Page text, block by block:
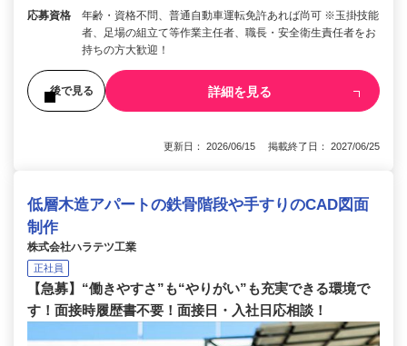
応募資格
年齢・資格不問、普通自動車運転免許あれば尚可 ※玉掛技能
者、足場の組立て等作業主任者、職長・安全衛生責任者をお
持ちの方大歓迎！
後で見る 詳細を見る
更新日： 2026/06/15 掲載終了日： 2027/06/25
低層木造アパートの鉄骨階段や手すりのCAD図面
制作
株式会社ハラテツ工業
正社員
【急募】“働きやすさ”も“やりがい”も充実できる環境で
す！面接時履歴書不要！面接日・入社日応相談！